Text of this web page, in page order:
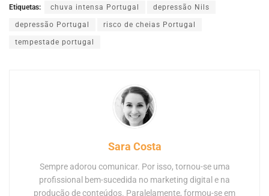
Etiquetas: chuva intensa Portugal depressão Nils
depressão Portugal risco de cheias Portugal
tempestade portugal
Sara Costa
Sempre adorou comunicar. Por isso, tornou-se uma
profissional bem-sucedida no marketing digital e na
produção de conteúdos. Paralelamente, formou-se em